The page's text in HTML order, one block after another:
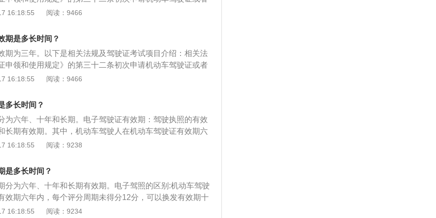
需要注意的是，在驾驶证有效期之内，有任意一次记分周期
有效期更长的驾驶证。
科目一考试合格后，车辆管理所应当在一日内核发驾驶技能
在有效期内完成考试的，已考试合格的科目成绩作废。驾驶
考试是为了获得机动车驾驶证的考试，考试科目内容及合格
试分为理论知识、场地驾驶技能、道路驾驶技能及文明驾驶
项考试。
16:18:55 阅读：9466
期是多长时间？
期为三年。以下是相关法规及驾驶证考试项目介绍：相关法
申领和使用规定》的第三十二条初次申请机动车驾驶证或者
科目一考试合格后，车辆管理所应当在一日内核发驾驶技能
在有效期内完成考试的，已考试合格的科目成绩作废。驾驶
考试是为了获得机动车驾驶证的考试，考试科目内容及合格
试分为理论知识、场地驾驶技能、道路驾驶技能及文明驾驶
项考试。
16:18:55 阅读：9466
多长时间？
为六年、十年和长期。电子驾驶证有效期：驾驶执照的有效
长期有效期。其中，机动车驾驶人在机动车驾驶证有效期六
未得12分，可以换发有效期十年的机动车驾驶证，在机动车
证简介：电子驾驶证，俗称电子驾照，是作为实体驾驶证件
1日起，在北京、天津、石家庄、成都等28个城市推行机动
驾驶人提供在线“亮证”“亮码”服务，更好便利群众办事出行。
16:18:55 阅读：9238
是多长时间？
分为六年、十年和长期有效期。电子驾照的区别:机动车驾驶
效期六年内，每个评分周期未得分12分，可以换发有效期十
在机动车驾驶证的十年有效期内，如果每个计分周期未记12
16:18:55 阅读：9234